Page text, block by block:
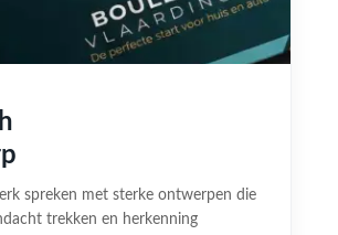
spreken met sterke ontwerpen die
trekken en herkenning